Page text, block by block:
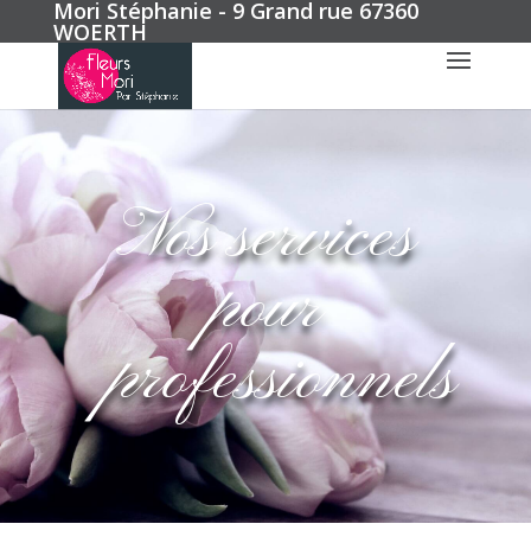
Mori Stéphanie - 9 Grand rue 67360
WOERTH
Nos services
pour
professionnels